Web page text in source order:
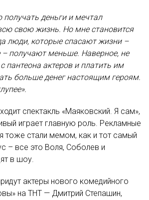
деньги и мечтал
свою жизнь. Но мне становится
люди, которые спасают жизни –
получают меньше. Наверное, не
пантеона актеров и платить им
больше денег настоящим героям.
спектакль «Маяковский. Я сам»,
играет главную роль. Рекламные
тоже стали мемом, как и тот самый
– все это Воля, Соболев и
в шоу.
актеры нового комедийного
на ТНТ — Дмитрий Степашин,